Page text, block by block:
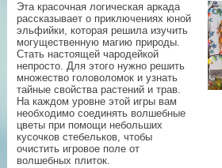
Эта красочная логическая аркада
рассказывает о приключениях юной
эльфийки, которая решила изучить
могущественную магию природы.
Стать настоящей чародейкой
непросто. Для этого нужно решить
множество головоломок и узнать
тайные свойства растений и трав.
На каждом уровне этой игры вам
необходимо соединять волшебные
цветы при помощи небольших
кусочков стебельков, чтобы
очистить игровое поле от
волшебных плиток.